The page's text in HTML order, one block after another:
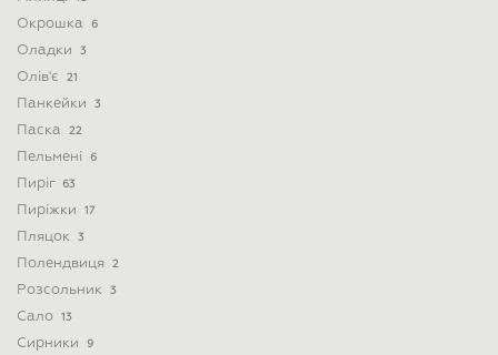
Окрошка 6
Оладки 3
Олів'є 21
Панкейки 3
Паска 22
Пельмені 6
Пиріг 63
Пиріжки 17
Пляцок 3
Полендвиця 2
Розсольник 3
Сало 13
Сирники 9